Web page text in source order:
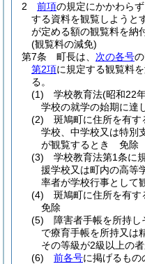
2
前項の規定にかかわら
する資料を観覧しようと
が定める額の観覧料を納
(観覧料の減免)
第7条
町長は、 次の各号
第2項に規定する観覧料
る。
(1)
学校教育法(昭和22
学校の就学の始期に
(2)
斑鳩町に住所を有
学校、中学校又は特別
が観覧するとき 免除
(3)
学校教育法第1条に
援学校又は町内の高等
率者が学校行事とし
(4)
斑鳩町に住所を有
免除
(5)
障害者手帳を所持
で療育手帳を所持又は
その等級が2級以上の
(6)
前各号に掲げるもの